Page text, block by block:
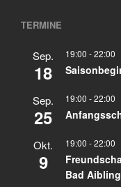
TERMINE
Sep.
18
19:00 -22:00
Sep.
25
19:00 -22:00
Okt.
9
19:00 -22:00
Bad Aibling